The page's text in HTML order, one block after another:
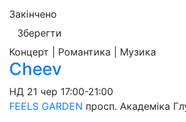
Закінчено
Зберегти
Концерт | Романтика | Музика
Cheev
НД 21 чер 17:00-21:00
FEELS GARDEN просп. Академіка